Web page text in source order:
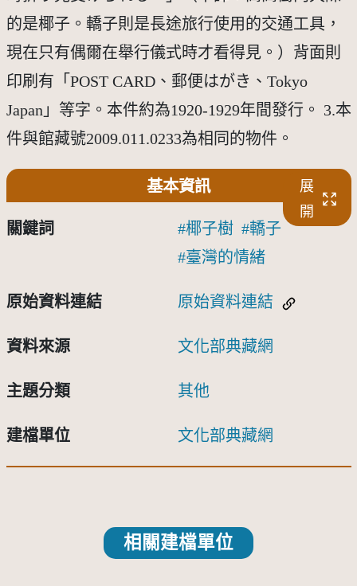
的是椰子。轎子則是長途旅行使用的交通工具，
現在只有偶爾在舉行儀式時才看得見。）背面則
印刷有「POST CARD、郵便はがき、Tokyo
Japan」等字。本件約為1920-1929年間發行。 3.本
件與館藏號2009.011.0233為相同的物件。
基本資訊
展
開
關鍵詞 椰子樹
轎子
臺灣的情緒
原始資料連結 原始資料連結
資料來源 文化部典藏網
主題分類 其他
建檔單位 文化部典藏網
相關建檔單位